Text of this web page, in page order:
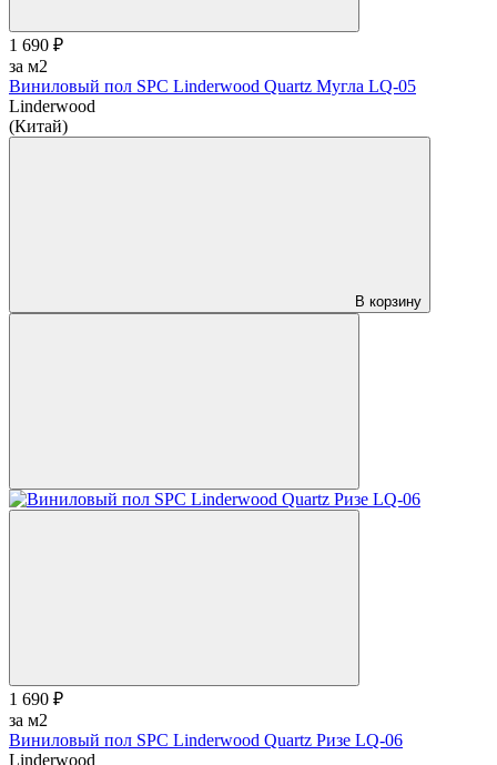
1 690 ₽
за м2
Виниловый пол SPC Linderwood Quartz Мугла LQ-05
Linderwood
(Китай)
В корзину
1 690 ₽
за м2
Виниловый пол SPC Linderwood Quartz Ризе LQ-06
Linderwood